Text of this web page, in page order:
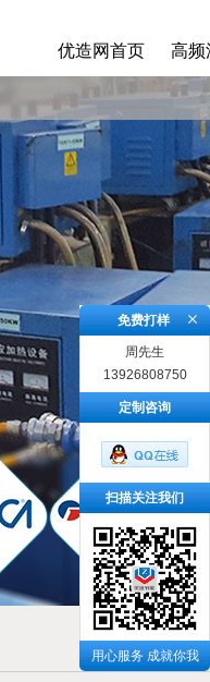
优造网首页 高频
免费打样
周先生
13926808750
定制咨询
扫描关注我们
用心服务 成就你我